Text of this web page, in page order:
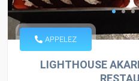
APPELEZ
LIGHTHOUSE